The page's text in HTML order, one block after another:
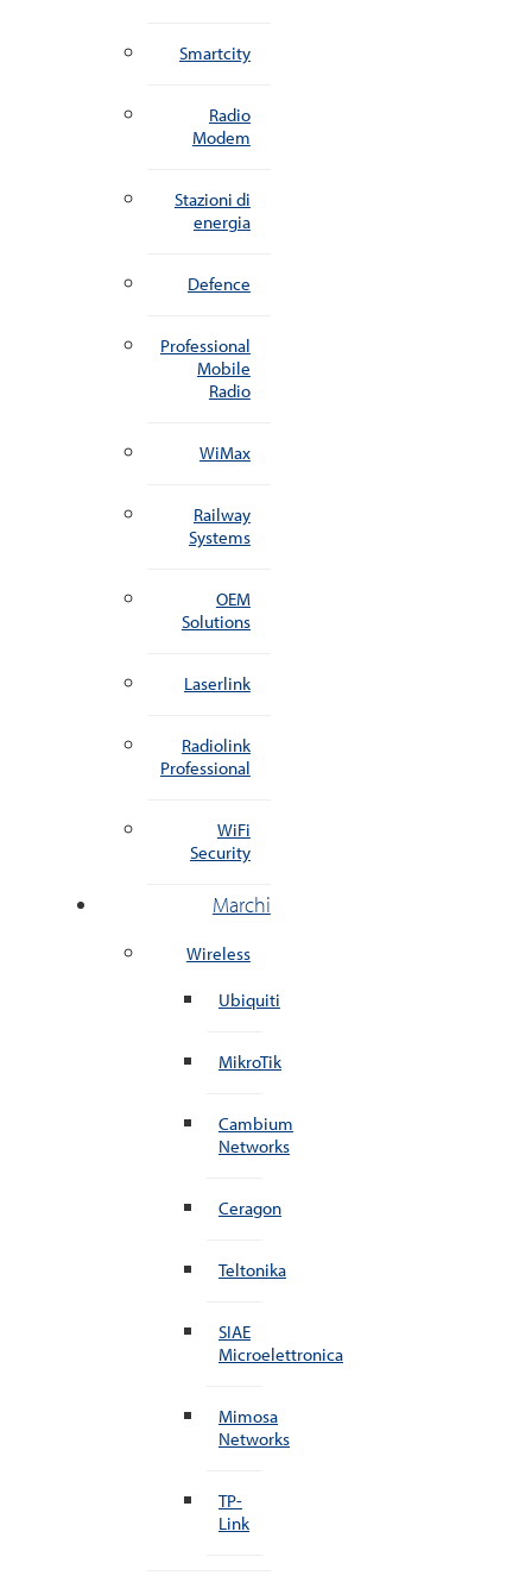
Smartcity
Radio
Modem
Stazioni di
energia
Defence
Professional
Mobile
Radio
WiMax
Railway
Systems
OEM
Solutions
Laserlink
Radiolink
Professional
WiFi
Security
Marchi
Wireless
Ubiquiti
MikroTik
Cambium
Networks
Ceragon
Teltonika
SIAE
Microelettronica
Mimosa
Networks
TP-
Link